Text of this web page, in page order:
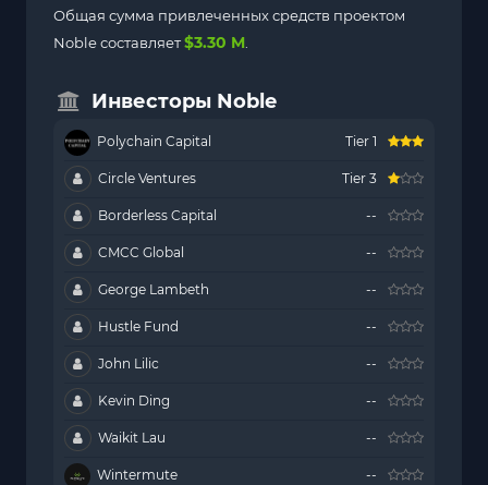
Общая сумма привлеченных средств проектом
Noble составляет$3.30 M.
Инвесторы Noble
Polychain Capital Tier 1
Circle Ventures Tier 3
Borderless Capital --
CMCC Global --
George Lambeth --
Hustle Fund --
John Lilic --
Kevin Ding --
Waikit Lau --
Wintermute --